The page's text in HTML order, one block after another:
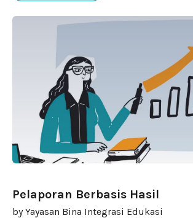
Pelaporan Berbasis Hasil
by Yayasan Bina Integrasi Edukasi